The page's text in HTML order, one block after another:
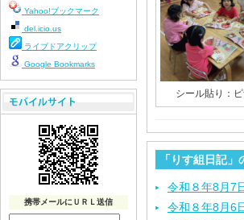
シール貼り：
「りす組日記
令和８年8月7
令和８年8月6
Yahoo!ブックマーク
del.icio.us
ライブドアクリップ
Google Bookmarks
携帯メールにＵＲＬ送信